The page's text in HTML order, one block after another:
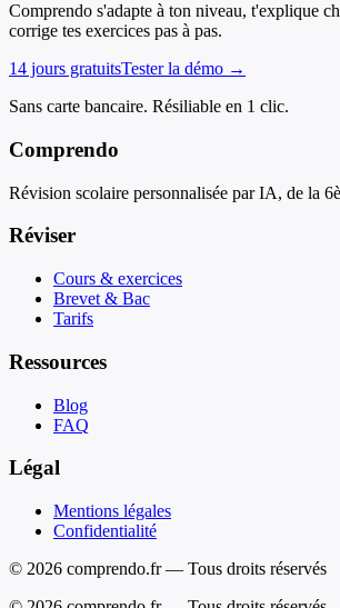
Comprendo s'adapte à ton niveau, t'explique
corrige tes exercices pas à pas.
14 jours gratuitsTester la démo →
Sans carte bancaire. Résiliable en 1 clic.
Comprendo
Révision scolaire personnalisée par IA, de la
Réviser
Cours & exercices
Brevet & Bac
Tarifs
Ressources
Blog
FAQ
Légal
Mentions légales
Confidentialité
© 2026 comprendo.fr — Tous droits réservés